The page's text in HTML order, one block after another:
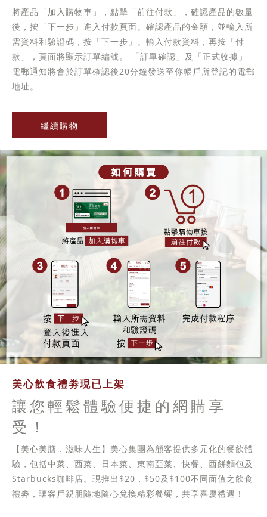
將產品「加入購物車」，點擊「前往付款」，確認產品的數量
後，按「下一步」進入付款頁面。確認產品的金額，並輸入所
需資料和驗證碼，按「下一步」。輸入付款資料，再按「付
款」，頁面將顯示訂單編號。 「訂單確認」及「正式收據」
電郵通知將會於訂單確認後20分鐘發送至你帳戶所登記的電郵
地址。
繼續購物
美心飲食禮劵現已上架
讓您輕鬆體驗便捷的網購享
受！
【美心美膳．滋味人生】美心集團為顧客提供多元化的餐飲體
驗，包括中菜、西菜、日本菜、東南亞菜、快餐、西餅麵包及
Starbucks咖啡店。現推出$20，$50及$100不同面值之飲食
禮劵，讓客戶親朋隨地隨心兌換精彩餐饗，共享喜慶禮遇！